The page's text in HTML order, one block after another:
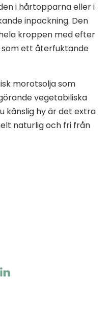
i hårtopparna eller i
inpackning. Den
kroppen med efter
ett återfuktande
morotsolja som
vegetabiliska
känslig hy är det extra
naturlig och fri från